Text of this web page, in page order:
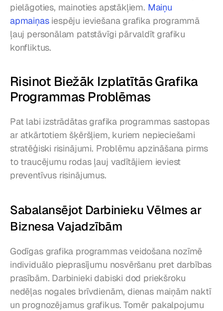
pielāgoties, mainoties apstākļiem. Maiņu
apmaiņas iespēju ieviešana grafika programmā
ļauj personālam patstāvīgi pārvaldīt grafiku
konfliktus.
Risinot Biežāk Izplatītās Grafika
Programmas Problēmas
Pat labi izstrādātas grafika programmas sastopas
ar atkārtotiem šķēršļiem, kuriem nepieciešami
stratēģiski risinājumi. Problēmu apzināšana pirms
to traucējumu rodas ļauj vadītājiem ieviest
preventīvus risinājumus.
Sabalansējot Darbinieku Vēlmes ar
Biznesa Vajadzībām
Godīgas grafika programmas veidošana nozīmē
individuālo pieprasījumu nosvēršanu pret darbības
prasībām. Darbinieki dabiski dod priekšroku
nedēļas nogales brīvdienām, dienas maiņām naktī
un prognozējamus grafikus. Tomēr pakalpojumu